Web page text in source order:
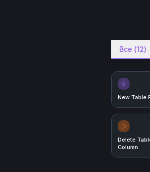
Все (12)
New Table
Delete
Column